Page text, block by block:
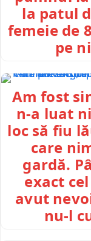
la patul
femeie de
pe
Am fost
n-a luat
loc să fiu
care
gardă.
exact
avut
nu-l